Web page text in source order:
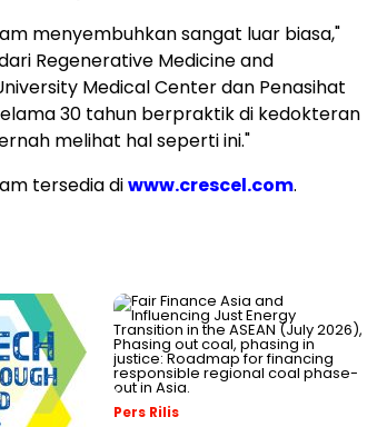
menyembuhkan sangat luar biasa,"
Regenerative Medicine and
Medical Center dan Penasihat
30 tahun berpraktik di kedokteran
melihat hal seperti ini."
tersedia diwww.crescel.com.
Pers Rilis